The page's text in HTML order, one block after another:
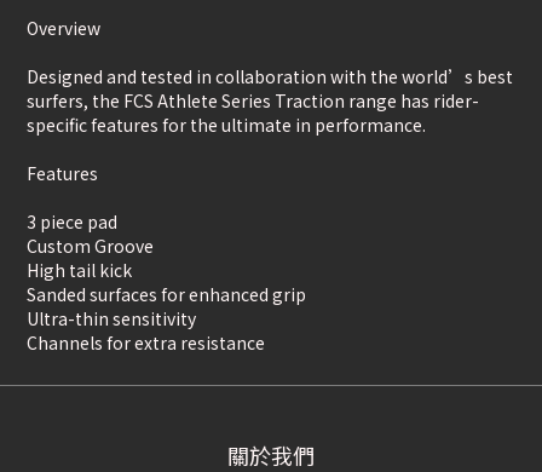
Overview
Designed and tested in collaboration with the world’s best
surfers, the FCS Athlete Series Traction range has rider-
specific features for the ultimate in performance.
Features
3 piece pad
Custom Groove
High tail kick
Sanded surfaces for enhanced grip
Ultra-thin sensitivity
Channels for extra resistance
關於我們